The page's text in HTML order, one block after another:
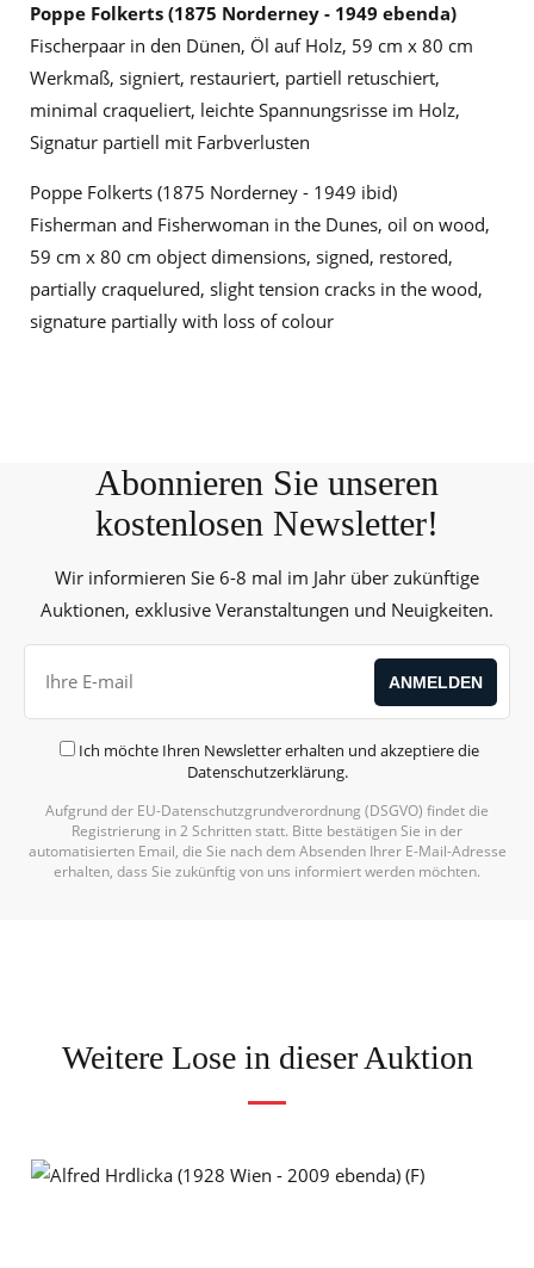
Poppe Folkerts (1875 Norderney - 1949 ebenda)
Fischerpaar in den Dünen, Öl auf Holz, 59 cm x 80 cm
Werkmaß, signiert, restauriert, partiell retuschiert,
minimal craqueliert, leichte Spannungsrisse im Holz,
Signatur partiell mit Farbverlusten
Poppe Folkerts (1875 Norderney - 1949 ibid)
Fisherman and Fisherwoman in the Dunes, oil on wood,
59 cm x 80 cm object dimensions, signed, restored,
partially craquelured, slight tension cracks in the wood,
signature partially with loss of colour
Abonnieren Sie unseren
kostenlosen Newsletter!
Wir informieren Sie 6-8 mal im Jahr über zukünftige
Auktionen, exklusive Veranstaltungen und Neuigkeiten.
Ich möchte Ihren Newsletter erhalten und akzeptiere die
Datenschutzerklärung.
Aufgrund der EU-Datenschutzgrundverordnung (DSGVO) findet die
Registrierung in 2 Schritten statt. Bitte bestätigen Sie in der
automatisierten Email, die Sie nach dem Absenden Ihrer E-Mail-Adresse
erhalten, dass Sie zukünftig von uns informiert werden möchten.
Weitere Lose in dieser Auktion